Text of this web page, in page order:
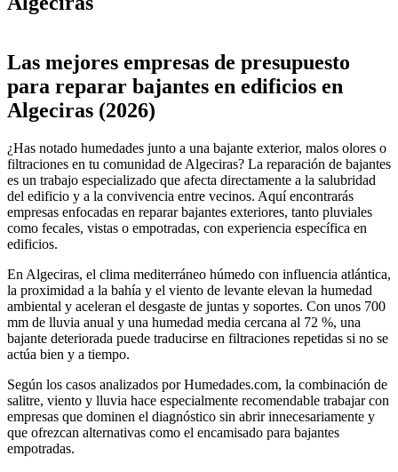
+
−
Las mejores empresas de presupuesto
para reparar bajantes en edificios en
Algeciras (2026)
¿Has notado humedades junto a una bajante exterior, malos olores o
filtraciones en tu comunidad de Algeciras? La reparación de bajantes
es un trabajo especializado que afecta directamente a la salubridad
del edificio y a la convivencia entre vecinos. Aquí encontrarás
empresas enfocadas en reparar bajantes exteriores, tanto pluviales
como fecales, vistas o empotradas, con experiencia específica en
edificios.
En Algeciras, el clima mediterráneo húmedo con influencia atlántica,
la proximidad a la bahía y el viento de levante elevan la humedad
ambiental y aceleran el desgaste de juntas y soportes. Con unos 700
mm de lluvia anual y una humedad media cercana al 72 %, una
bajante deteriorada puede traducirse en filtraciones repetidas si no se
actúa bien y a tiempo.
Según los casos analizados por Humedades.com, la combinación de
salitre, viento y lluvia hace especialmente recomendable trabajar con
empresas que dominen el diagnóstico sin abrir innecesariamente y
que ofrezcan alternativas como el encamisado para bajantes
empotradas.